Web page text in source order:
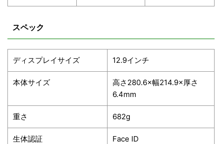
スペック
ディスプレイサイズ 12.9インチ
本体サイズ
高さ280.6×幅214.9×厚さ
6.4mm
重さ 682g
生体認証 Face ID